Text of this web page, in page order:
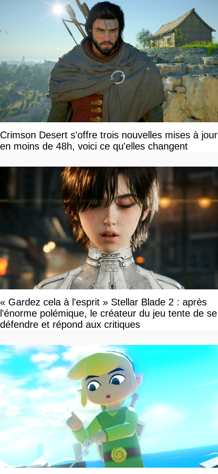
Crimson Desert s'offre trois nouvelles mises à jour
en moins de 48h, voici ce qu'elles changent
« Gardez cela à l'esprit » Stellar Blade 2 : après
l'énorme polémique, le créateur du jeu tente de se
défendre et répond aux critiques